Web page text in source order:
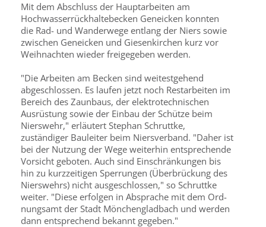
Mit dem Abschluss der Hauptarbeiten am
Hochwasserrückhalte­becken Geneicken konnten
die Rad- und Wanderwege entlang der Niers sowie
zwischen Geneicken und Giesenkirchen kurz vor
Weih­nachten wieder freigegeben werden.
"Die Arbeiten am Becken sind weitestgehend
abgeschlossen. Es laufen jetzt noch Restarbeiten im
Bereich des Zaunbaus, der elekt­rotechnischen
Ausrüstung sowie der Ein­bau der Schütze beim
Nierswehr," erläutert Stephan Schruttke,
zuständiger Bauleiter beim Niersverband. "Daher ist
bei der Nutzung der Wege weiterhin ent­sprechende
Vorsicht geboten. Auch sind Einschränkungen bis
hin zu kurzzeitigen Sperrungen (Überbrückung des
Nierswehrs) nicht aus­geschlossen," so Schruttke
weiter. "Diese erfolgen in Absprache mit dem Ord­
nungsamt der Stadt Mönchengladbach und werden
dann ent­sprechend bekannt gegeben."